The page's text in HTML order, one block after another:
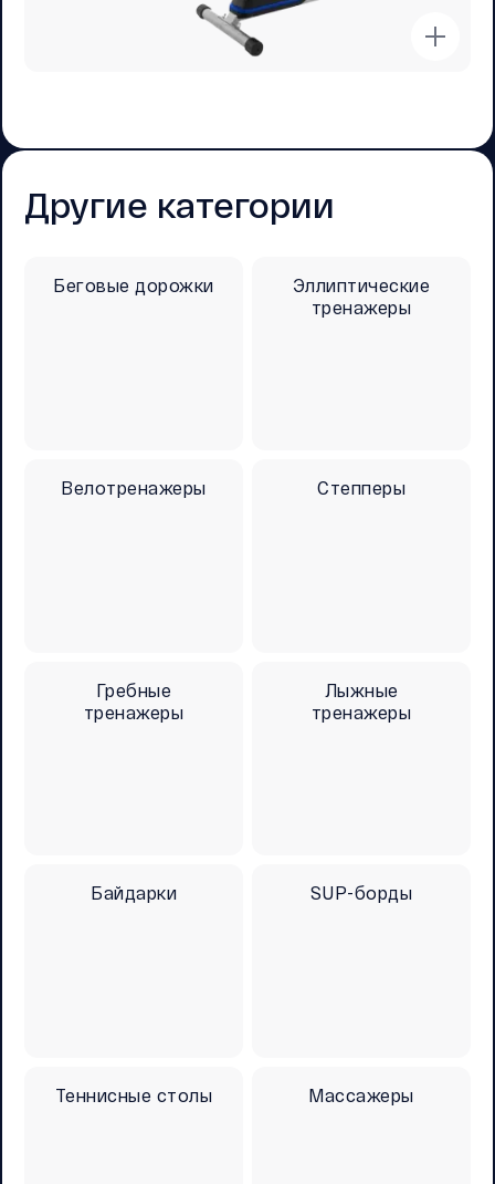
Другие категории
Беговые дорожки
Эллиптические
тренажеры
Велотренажеры Степперы
Гребные
тренажеры
Лыжные
тренажеры
Байдарки SUP-борды
Теннисные столы Массажеры